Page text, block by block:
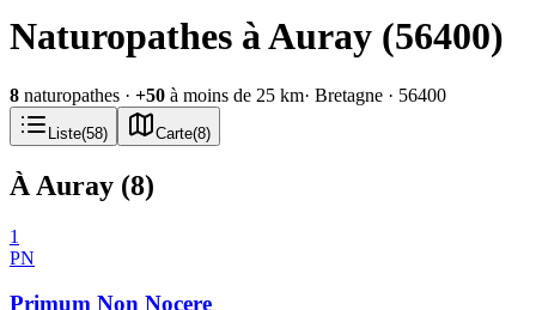
Naturopathes à Auray (56400)
8 naturopathes · +50 à moins de 25 km· Bretagne · 56400
Liste(58) Carte(8)
À Auray (8)
1
PN
Primum Non Nocere